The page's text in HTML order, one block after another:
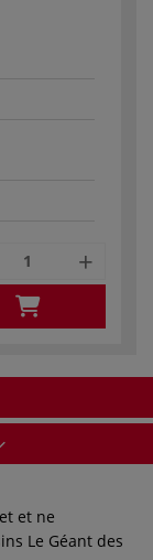
+
et ne
Le Géant des